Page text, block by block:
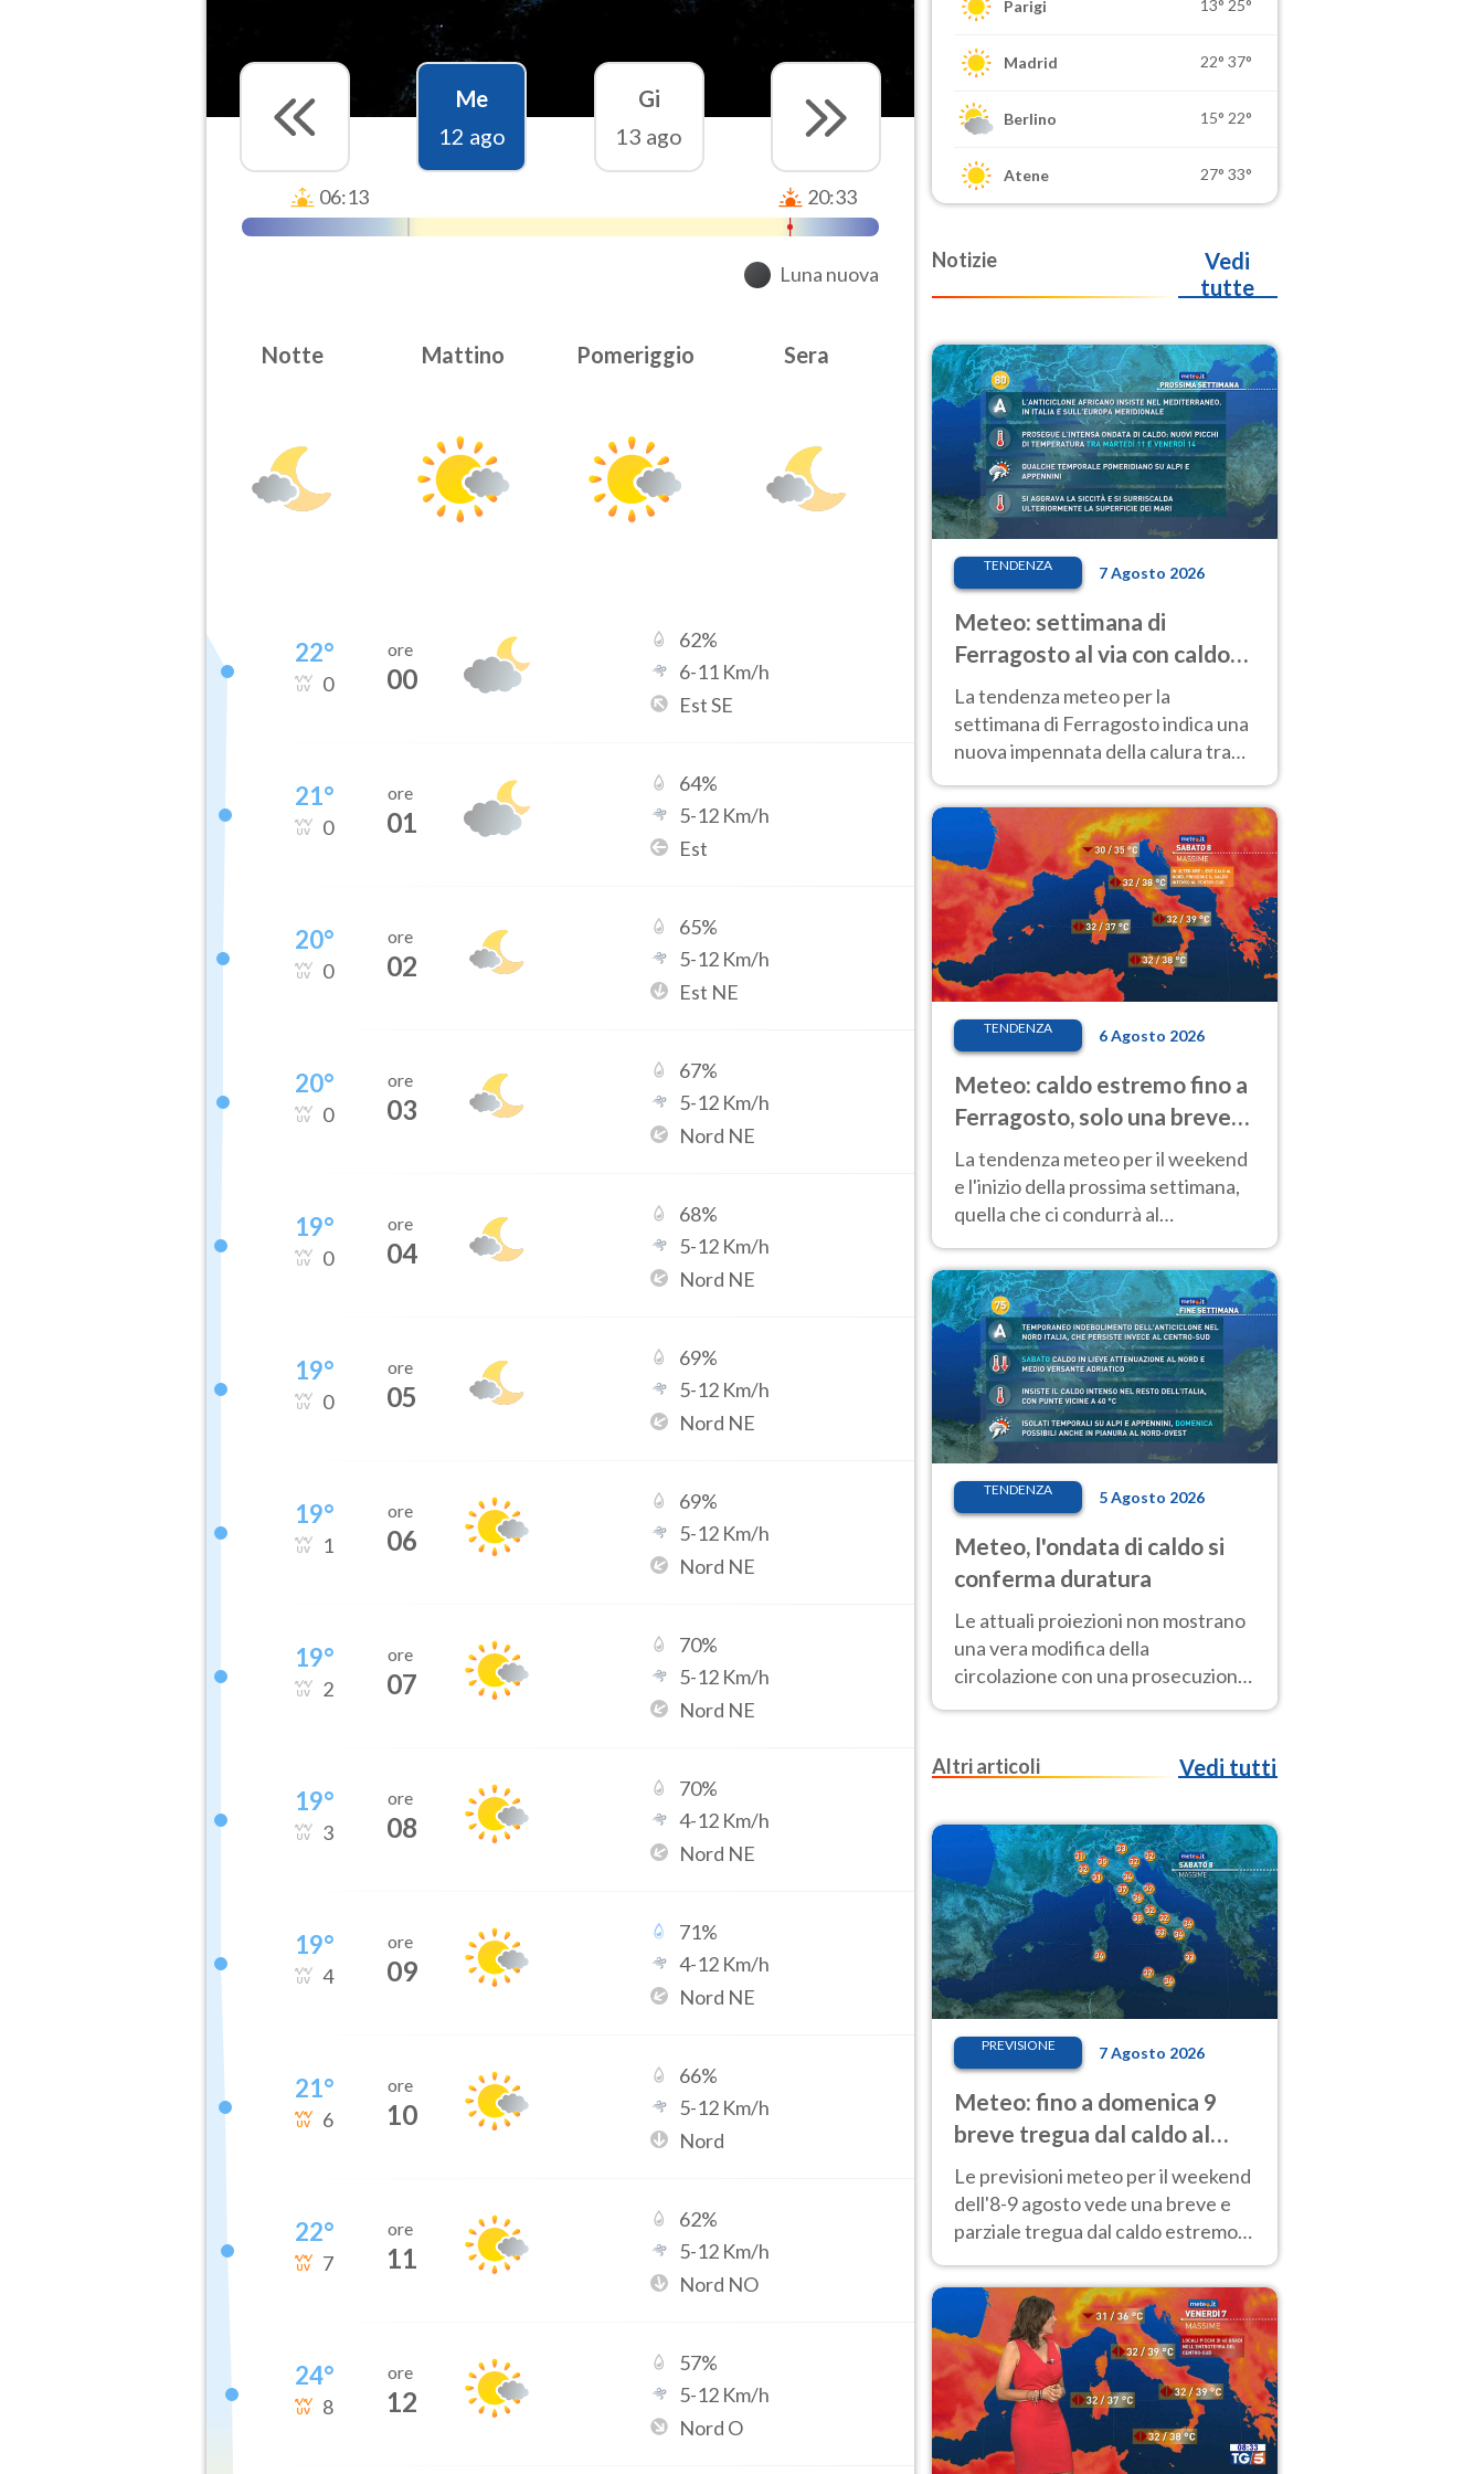
Me
12 ago
Gi
13 ago
06:13 20:33
Luna nuova
Notte Mattino Pomeriggio Sera
22°
0
ore
00
62%
6-11 Km/h
Est SE
21°
0
ore
01
64%
5-12 Km/h
Est
20°
0
ore
02
65%
5-12 Km/h
Est NE
20°
0
ore
03
67%
5-12 Km/h
Nord NE
19°
0
ore
04
68%
5-12 Km/h
Nord NE
19°
0
ore
05
69%
5-12 Km/h
Nord NE
19°
1
ore
06
69%
5-12 Km/h
Nord NE
19°
2
ore
07
70%
5-12 Km/h
Nord NE
19°
3
ore
08
70%
4-12 Km/h
Nord NE
19°
4
ore
09
71%
4-12 Km/h
Nord NE
21°
6
ore
10
66%
5-12 Km/h
Nord
22°
7
ore
11
62%
5-12 Km/h
Nord NO
24°
8
ore
12
57%
5-12 Km/h
Nord O
Parigi 13° 25°
Madrid 22° 37°
Berlino 15° 22°
Atene 27° 33°
Notizie
Vedi
tutte
TENDENZA 7 Agosto 2026
Meteo: settimana di
Ferragosto al via con caldo
intenso e qualche temporale
La tendenza meteo per la
settimana di Ferragosto indica una
nuova impennata della calura tra
anche al Nord.
TENDENZA 6 Agosto 2026
Meteo: caldo estremo fino a
Ferragosto, solo una breve
pausa. Ecco dove
La tendenza meteo per il weekend
e l'inizio della prossima settimana,
quella che ci condurrà al
temperature molto elevate
TENDENZA 5 Agosto 2026
Meteo, l'ondata di caldo si
conferma duratura
Le attuali proiezioni non mostrano
una vera modifica della
circolazione con una prosecuzione
del caldo fuori scala per molti
Ferragosto
Altri articoli Vedi tutti
PREVISIONE 7 Agosto 2026
Meteo: fino a domenica 9
breve tregua dal caldo al
Nord! Altrove calura e afa
Le previsioni meteo per il weekend
dell'8-9 agosto vede una breve e
parziale tregua dal caldo estremo
40 gradi.